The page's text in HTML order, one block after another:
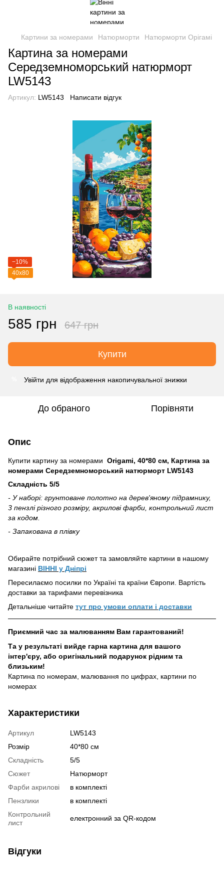
Картини за номерами Натюрморти Натюрморти Орігамі
Картина за номерами
Середземноморський натюрморт
LW5143
Артикул: LW5143 Написати відгук
−10%
40х80
В наявності
585 грн 647 грн
Купити
Увійти для відображення накопичувальної знижки
До обраного Порівняти
Опис
Купити картину за номерами Origami, 40*80 см, Картина за
номерами Середземноморський натюрморт LW5143
Складність 5/5
- У наборі: грунтоване полотно на дерев'яному підрамнику,
3 пензлі різного розміру, акрилові фарби, контрольний лист
за кодом.
- Запакована в плівку
Обирайте потрібний сюжет та замовляйте картини в нашому
магазині ВІННІ у Дніпрі
Пересилаємо посилки по Україні та країни Європи. Вартість
доставки за тарифами перевізника
Детальніше читайте тут про умови оплати і доставки
Приємний час за малюванням Вам гарантований!
Та у результаті вийде гарна картина для вашого
інтер'єру, або оригінальний подарунок рідним та
близьким!
Картина по номерам, малювання по цифрах, картини по
номерах
Характеристики
Артикул
LW5143
Розмір
40*80 см
Складність
5/5
Сюжет
Натюрморт
Фарби акрилові
в комплекті
Пензлики
в комплекті
Контрольний
лист
електронний за QR-кодом
Відгуки